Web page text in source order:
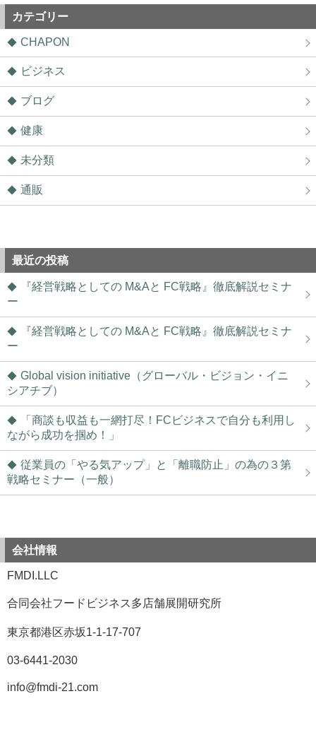
カテゴリー
CHAPON
ビジネス
ブログ
健康
未分類
通販
最近の投稿
『経営戦略としての M&Aと FC戦略』徹底解説セミナ
ー
『経営戦略としての M&Aと FC戦略』徹底解説セミナ
ー
Global vision initiative（グローバル・ビジョン・イニ
シアチブ）
「商談も収益も一網打尽！FCビジネスで自分も利用し
ながら成功を掴め！」
従業員の「やる気アップ」と「離職防止」の為の３第
戦略セミナー（一般）
会社情報
FMDI.LLC
合同会社フードビジネス多店舗展開研究所
東京都港区赤坂1-1-17-707
03-6441-2030
info@fmdi-21.com